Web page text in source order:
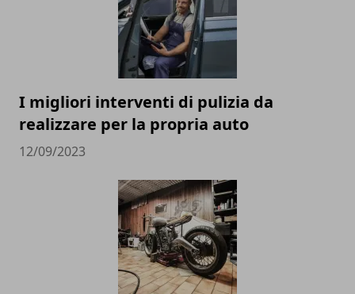
I migliori interventi di pulizia da
realizzare per la propria auto
12/09/2023